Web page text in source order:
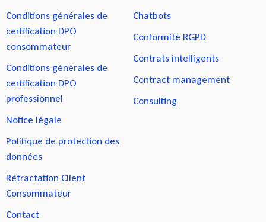
Conditions générales de
certification DPO
consommateur
Conditions générales de
certification DPO
professionnel
Notice légale
Politique de protection des
données
Rétractation Client
Consommateur
Contact
Chatbots
Conformité RGPD
Contrats intelligents
Contract management
Consulting